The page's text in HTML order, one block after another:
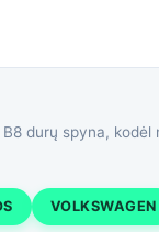
durų spyna, kodėl
VOLKSWAGEN